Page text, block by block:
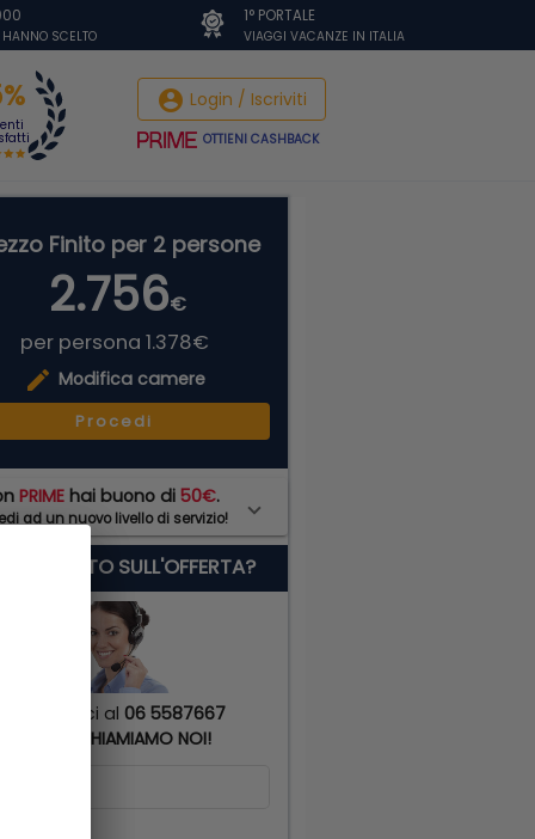
SCELTO
1° PORTALE
VIAGGI VACANZE IN ITALIA
account_circle Login / Iscriviti
OTTIENI CASHBACK
Finito per 2 persone
2.756€
per persona 1.378€
edit Modifica camere
Procedi
PRIME hai buono di50€.
ad un nuovo livello di servizio!
SERVE AIUTO SULL'OFFERTA?
Chiamaci al 06 5587667
TI RICHIAMIAMO NOI!